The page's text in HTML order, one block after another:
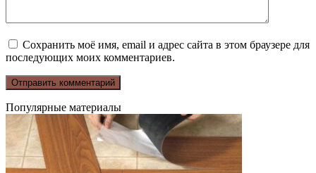
Сохранить моё имя, email и адрес сайта в этом браузере для
последующих моих комментариев.
Популярные материалы